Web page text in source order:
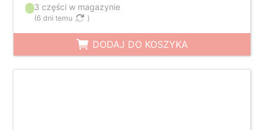
3 części w magazynie
(6 dni temu )
DODAJ DO KOSZYKA